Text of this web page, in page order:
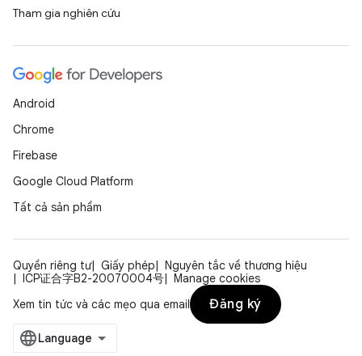
Tham gia nghiên cứu
Android
Chrome
Firebase
Google Cloud Platform
Tất cả sản phẩm
Quyền riêng tư Giấy phép
Nguyên tắc về thương hiệu
ICP证合字B2-20070004号
Manage cookies
Xem tin tức và các mẹo qua email
Đăng ký